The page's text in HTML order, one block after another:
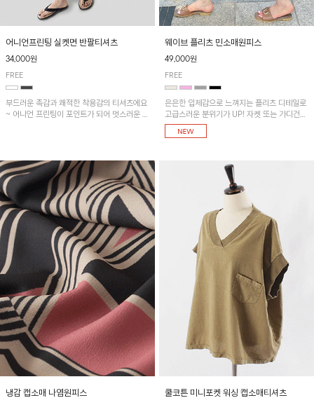
어니언프린팅 실켓면 반팔티셔츠
34,000원
FREE
부드러운 촉감과 쾌적한 착용감의 티셔츠에요
~ 어니언 프린팅이 포인트가 되어 멋스러운 아
웨이브 플리츠 민소매원피스
49,000원
FREE
은은한 입체감으로 느껴지는 플리츠 디테일로
고급스러운 분위기가 UP! 자켓 또는 가디건과
같이 매치해도 잘 어울린답니다!
냉감 캡소매 나염원피스 쿨코튼 미니포켓 워싱 캡소매티셔츠